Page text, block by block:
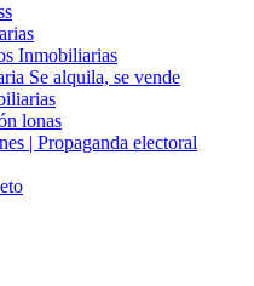
Inmobiliarias
Se alquila, se vende
lonas
| Propaganda electoral